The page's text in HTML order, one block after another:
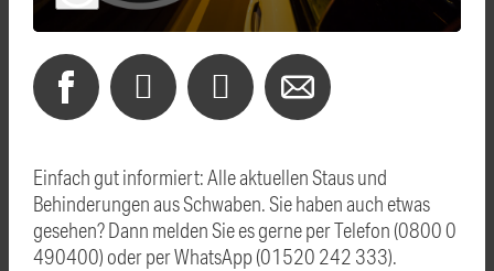
Einfach gut informiert: Alle aktuellen Staus und
Behinderungen aus Schwaben. Sie haben auch etwas
gesehen? Dann melden Sie es gerne per Telefon (0800 0
490400) oder per WhatsApp (01520 242 333).